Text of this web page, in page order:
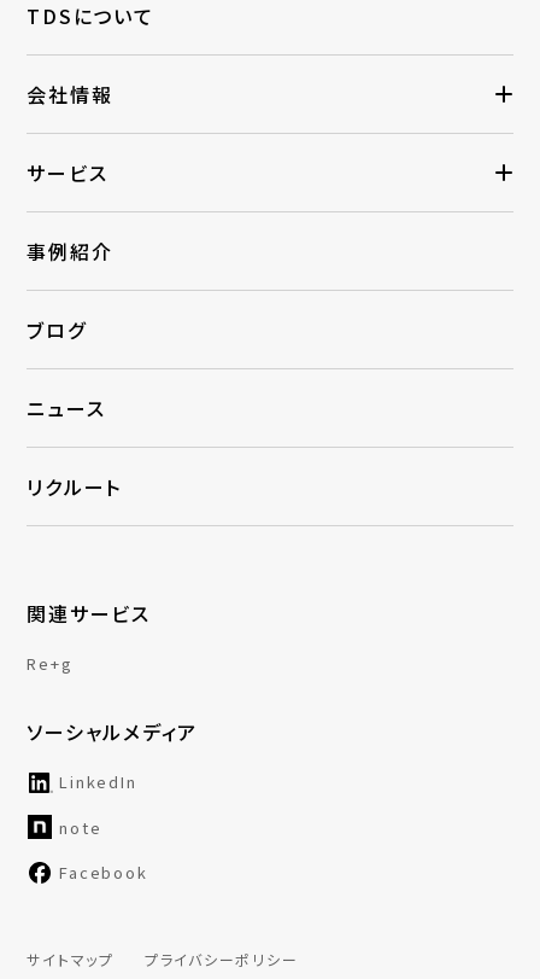
TDSについて
会社情報
サービス
事例紹介
ブログ
ニュース
リクルート
関連サービス
Re+g
ソーシャルメディア
LinkedIn
note
Facebook
サイトマップ プライバシーポリシー